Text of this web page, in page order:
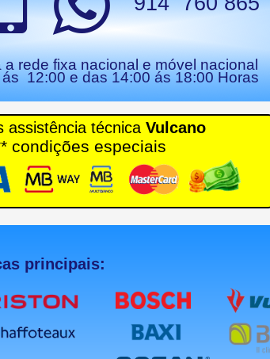
assistência técnicaVulcano
condições especiais
rede fixa nacional e móvel nacional
12:00 e das 14:00 ás 18:00 Horas
principais: